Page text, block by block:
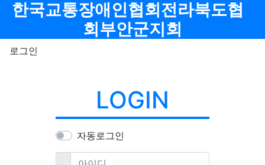
메뉴
한국교통장애인협회전라북도협
회부안군지회
로그인
LOGIN
자동로그인
아이디필수